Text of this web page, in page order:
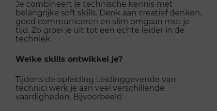
Je combineert je technische kennis met
belangrijke soft skills. Denk aan creatief denken,
goed communiceren en slim omgaan met je
tijd. Zo groei je uit tot een echte leider in de
techniek.
Welke skills ontwikkel je?
Tijdens de opleiding Leidinggevende van
technici werk je aan veel verschillende
vaardigheden. Bijvoorbeeld: